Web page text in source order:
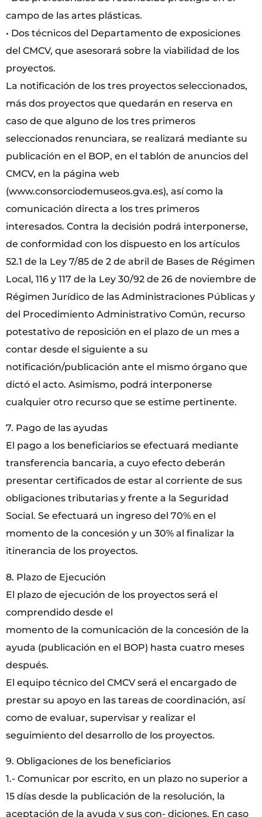
campo de las artes plásticas.
• Dos técnicos del Departamento de exposiciones
del CMCV, que asesorará sobre la viabilidad de los
proyectos.
La notificación de los tres proyectos seleccionados,
más dos proyectos que quedarán en reserva en
caso de que alguno de los tres primeros
seleccionados renunciara, se realizará mediante su
publicación en el BOP, en el tablón de anuncios del
CMCV, en la página web
(www.consorciodemuseos.gva.es), así como la
comunicación directa a los tres primeros
interesados. Contra la decisión podrá interponerse,
de conformidad con los dispuesto en los artículos
52.1 de la Ley 7/85 de 2 de abril de Bases de Régimen
Local, 116 y 117 de la Ley 30/92 de 26 de noviembre de
Régimen Jurídico de las Administraciones Públicas y
del Procedimiento Administrativo Común, recurso
potestativo de reposición en el plazo de un mes a
contar desde el siguiente a su
notificación/publicación ante el mismo órgano que
dictó el acto. Asimismo, podrá interponerse
cualquier otro recurso que se estime pertinente.
7. Pago de las ayudas
El pago a los beneficiarios se efectuará mediante
transferencia bancaria, a cuyo efecto deberán
presentar certificados de estar al corriente de sus
obligaciones tributarias y frente a la Seguridad
Social. Se efectuará un ingreso del 70% en el
momento de la concesión y un 30% al finalizar la
itinerancia de los proyectos.
8. Plazo de Ejecución
El plazo de ejecución de los proyectos será el
comprendido desde el
momento de la comunicación de la concesión de la
ayuda (publicación en el BOP) hasta cuatro meses
después.
El equipo técnico del CMCV será el encargado de
prestar su apoyo en las tareas de coordinación, así
como de evaluar, supervisar y realizar el
seguimiento del desarrollo de los proyectos.
9. Obligaciones de los beneficiarios
1.- Comunicar por escrito, en un plazo no superior a
15 días desde la publicación de la resolución, la
aceptación de la ayuda y sus con- diciones. En caso